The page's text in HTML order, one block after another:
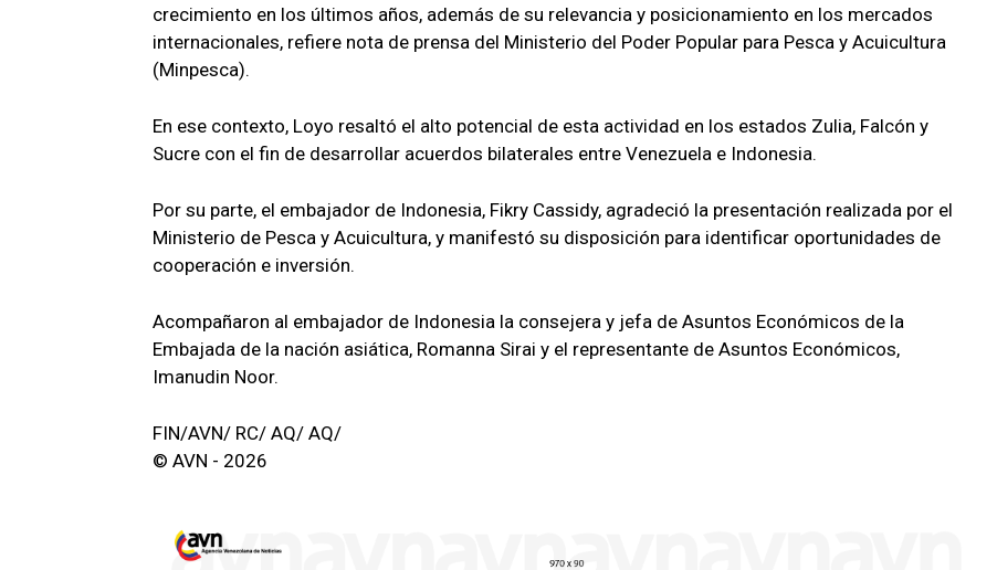
crecimiento en los últimos años, además de su relevancia y posicionamiento en los mercados
internacionales, refiere nota de prensa del Ministerio del Poder Popular para Pesca y Acuicultura
(Minpesca).
En ese contexto, Loyo resaltó el alto potencial de esta actividad en los estados Zulia, Falcón y
Sucre con el fin de desarrollar acuerdos bilaterales entre Venezuela e Indonesia.
Por su parte, el embajador de Indonesia, Fikry Cassidy, agradeció la presentación realizada por el
Ministerio de Pesca y Acuicultura, y manifestó su disposición para identificar oportunidades de
cooperación e inversión.
Acompañaron al embajador de Indonesia la consejera y jefa de Asuntos Económicos de la
Embajada de la nación asiática, Romanna Sirai y el representante de Asuntos Económicos,
Imanudin Noor.
FIN/AVN/ RC/ AQ/ AQ/
© AVN - 2026